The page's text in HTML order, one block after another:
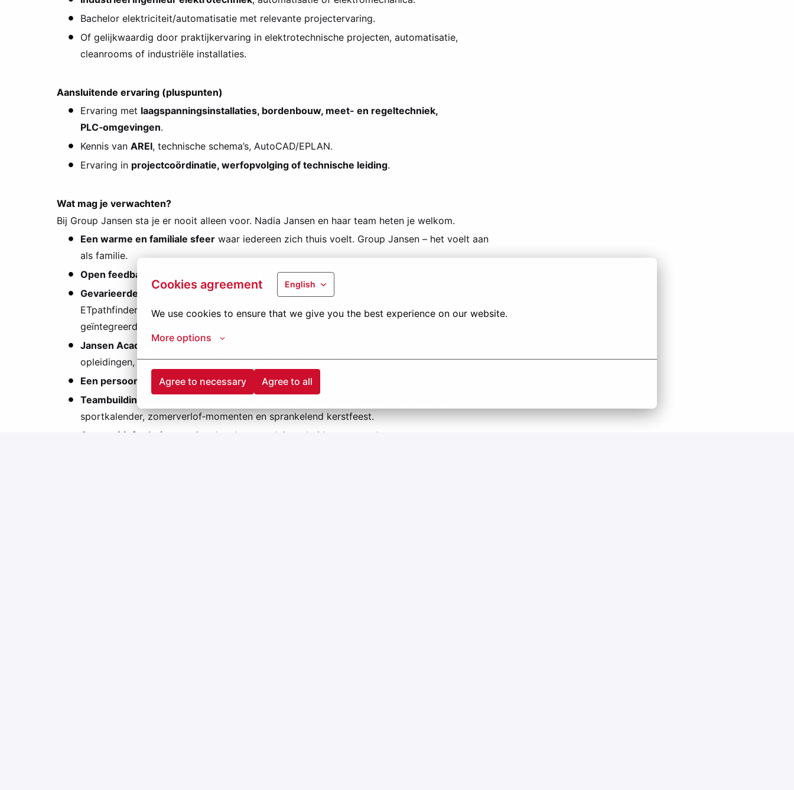
Cookies agreement English
We use cookies to ensure that we give you the best experience on our website.
More options
Agree to necessary Agree to all
Bachelor elektriciteit/automatisatie met relevante projectervaring.
Of gelijkwaardig door praktijkervaring in elektrotechnische projecten, automatisatie,
cleanrooms of industriële installaties.
Aansluitende ervaring (pluspunten)
Ervaring met laagspanningsinstallaties, bordenbouw, meet- en regeltechniek,
PLC‑omgevingen.
Kennis van AREI, technische schema’s, AutoCAD/EPLAN.
Ervaring in projectcoördinatie, werfopvolging of technische leiding.
Wat mag je verwachten?
Bij Group Jansen sta je er nooit alleen voor. Nadia Jansen en haar team heten je welkom.
Een warme en familiale sfeer waar iedereen zich thuis voelt. Group Jansen – het voelt aan
als familie.
Open feedbackcultuur
met ruimte voor initiatief en groei.
Gevarieerde, uitdagende en innovatieve projecten
zoals Johnson & Johnson Obelisc,
ETpathfinder, Vaccinopolis, AZ Delta, Univercells,… waar duurzame bouwmethodes
geïntegreerd zijn.
Jansen Academymet een uitgebreid onboardingstraject, unieke Jansen know‑how,
opleidingen, inspirerende sessies en een uitgebreide opleidingsbibliotheek.
Een persoonlijke buddydie je wegwijs maakt en je integratie versnelt.
Teambuildings en sportactiviteiten
sportkalender, zomerverlof‑momenten en sprankelend kerstfeest.
Competitief salaris
met uitstekende secundaire arbeidsvoorwaarden